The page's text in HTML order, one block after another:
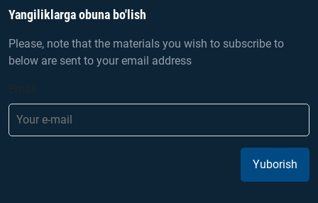
Yangiliklarga obuna bo'lish
Please, note that the materials you wish to subscribe to
below are sent to your email address
Yuborish